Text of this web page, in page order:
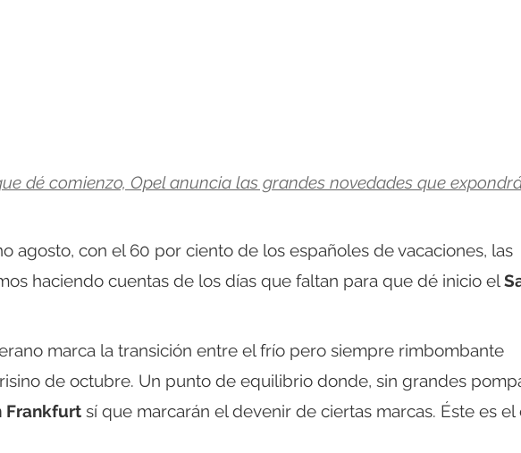
dé comienzo, Opel anuncia las grandes novedades que
agosto, con el 60 por ciento de los españoles de vacaciones, las
haciendo cuentas de los días que faltan para que dé inicio el
marca la transición entre el frío pero siempre rimbombante
de octubre. Un punto de equilibrio donde, sin grandes
Frankfurt sí que marcarán el devenir de ciertas marcas. Éste es el